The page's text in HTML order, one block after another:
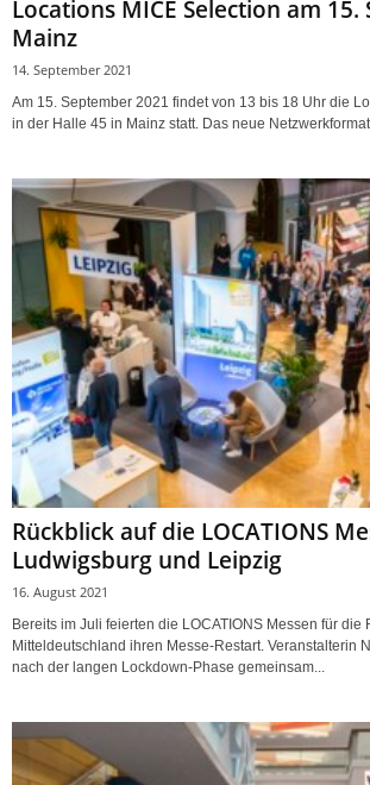
Locations MICE Selection am
Mainz
14. September 2021
Am 15. September 2021 findet von 13 bis 18 Uhr die
in der Halle 45 in Mainz statt. Das neue
Rückblick auf die LOCATIONS
Ludwigsburg und Leipzig
16. August 2021
Bereits im Juli feierten die LOCATIONS Messen für die
Mitteldeutschland ihren Messe-Restart. Veranstalterin
nach der langen Lockdown-Phase gemeinsam...